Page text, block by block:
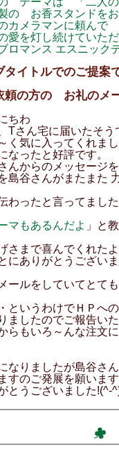
の お香スタンドを
カメラマンに頼んで
愛を灯し続けていた
ブロマンス エスニック
タイトルでのご提案
頼の方の お礼のメ
ちわ
Tさん宅に届いたそう
く気に入ってくれま
なったと好評です。
んからのメッセージ
島谷さんがまたまた
わったと言ってまし
マもあるんだよ 」と
さまで喜んでくれた
にありがとうござい
ールをしていてとて
というわけでＨＰへ
ましたのでご報告い
らもいろ～んな注文
なりましたが島谷さ
すのご発展を願いま
とうございました!(^-